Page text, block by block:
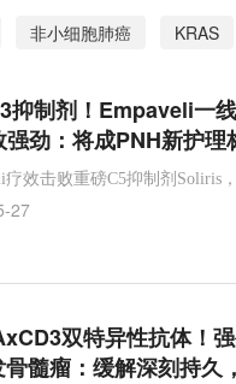
非小细胞肺癌 KRAS
Imcivree 喜达诺
VS-6766 IBATi 低
百时美施贵宝
默沙东 Keytruda
抑制剂！Empaveli一
强劲：将成PNH新护理
疗效击败重磅C5抑制剂Soliris
27
双特异性抗体！
髓瘤：缓解深刻持久